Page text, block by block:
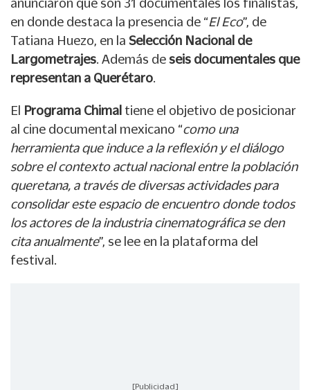
en donde destaca la presencia de “El Eco”, de
Tatiana Huezo, en la Selección Nacional de
Largometrajes . Además de seis documentales que
representan a Querétaro
El Programa Chimal tiene el objetivo de posicionar
al cine documental mexicano “como una
herramienta que induce a la reflexión y el diálogo
sobre el contexto actual nacional entre la población
queretana, a través de diversas actividades para
consolidar este espacio de encuentro donde todos
los actores de la industria cinematográfica se den
cita anualmente”, se lee en la plataforma del
festival.
[Publicidad]